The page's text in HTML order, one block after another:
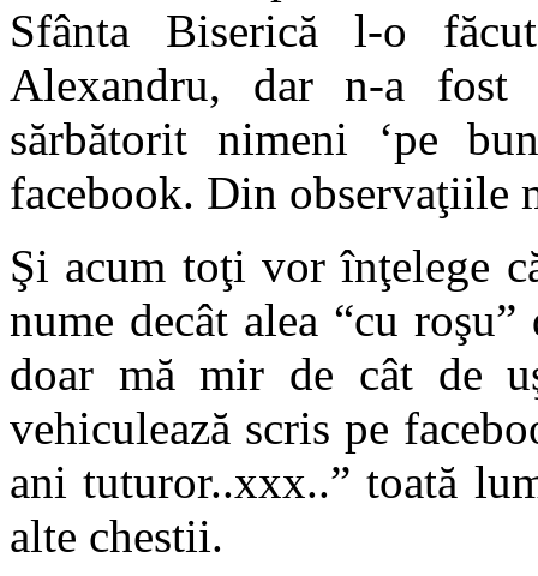
Sfânta Biserică l-o
Alexandru, dar n-a
sărbătorit nimeni ‘pe
facebook. Din observaţiile
Şi acum toţi vor înţelege
nume decât alea “cu
doar mă mir de cât de
vehiculează scris pe
ani tuturor..xxx..” toată
alte chestii.